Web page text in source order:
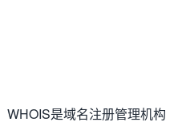
WHOIS是域名注册管理机构